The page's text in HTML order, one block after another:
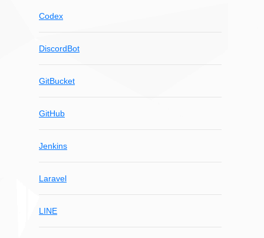
Codex
DiscordBot
GitBucket
GitHub
Jenkins
Laravel
LINE